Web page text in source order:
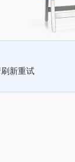
新重试